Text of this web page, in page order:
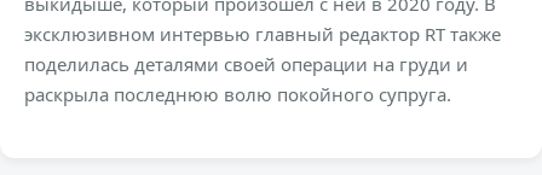
эксклюзивном интервью главный редактор RT также
поделилась деталями своей операции на груди и
раскрыла последнюю волю покойного супруга.